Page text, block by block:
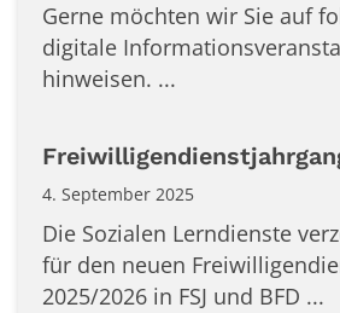
Gerne möchten wir Sie auf
digitale
hinweisen. ...
4. September 2025
Die Sozialen Lerndienste
für den neuen
2025/2026 in FSJ und BFD ...